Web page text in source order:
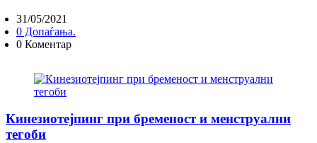
31/05/2021
0 Допаѓања.
0 Коментар
Кинезиотејпинг при бременост и менструални
тегоби